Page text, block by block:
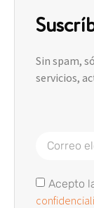
Sin spam,
servicios,
Acepto